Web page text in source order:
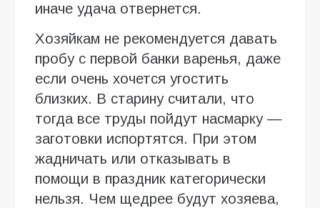
иначе удача отвернется.
Хозяйкам не рекомендуется давать
пробу с первой банки варенья, даже
если очень хочется угостить
близких. В старину считали, что
тогда все труды пойдут насмарку —
заготовки испортятся. При этом
жадничать или отказывать в
помощи в праздник категорически
нельзя. Чем щедрее будут хозяева,